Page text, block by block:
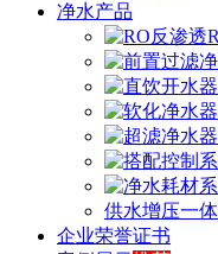
净水产品
供水增压一
企业荣誉证书